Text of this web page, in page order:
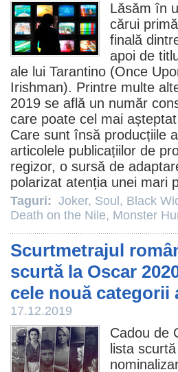
Lăsăm în
cărui
finală
apoi de
ale lui Tarantino (Once
Irishman). Printre multe
2019 se află un număr
care poate cel mai
Care sunt însă producțiile
articolele publicațiilor de
regizor, o sursă de
polarizat atenția unei mari
Taguri: Joker, Soul , Black
Death on the Nile, Monster
Scurtmetrajul
scurtă la Oscar
cele nouă categorii
17.12.2019
Cadou de
lista